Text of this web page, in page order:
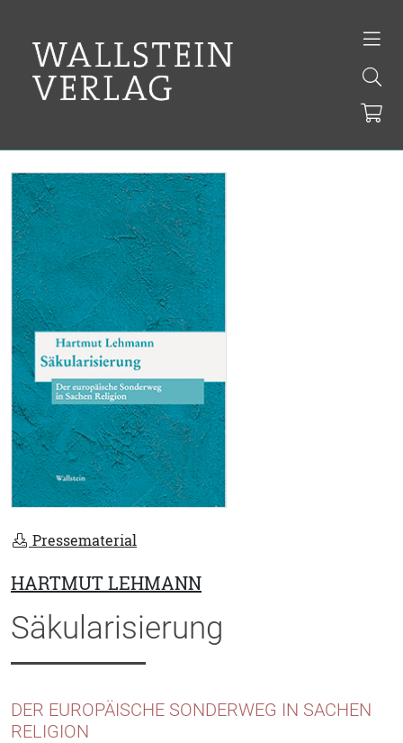
Pressematerial
HARTMUT LEHMANN
Säkularisierung
DER EUROPÄISCHE SONDERWEG IN SACHEN
RELIGION